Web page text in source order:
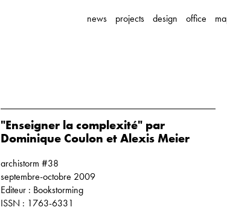
news projects design office
"Enseigner la complexité" par
Dominique Coulon et Alexis Meier
archistorm #38
septembre-octobre 2009
Editeur : Bookstorming
ISSN : 1763-6331